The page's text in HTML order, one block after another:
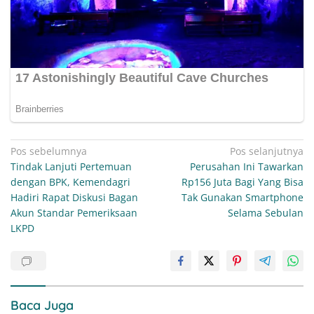
Navigasi
pos
Pos sebelumnya
Tindak Lanjuti Pertemuan
dengan BPK, Kemendagri
Hadiri Rapat Diskusi Bagan
Akun Standar Pemeriksaan
LKPD
Pos selanjutnya
Perusahan Ini Tawarkan
Rp156 Juta Bagi Yang Bisa
Tak Gunakan Smartphone
Selama Sebulan
Baca Juga